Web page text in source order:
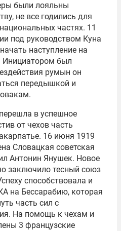
были лояльны
не все годились для
частях. 11
под руководством Куна
наступление на
Инициатором был
румын он
передышкой и
в успешное
от чехов часть
16 июня 1919
Словацкая советская
Антонин Янушек. Новое
заключило тесный союз
способствовала и
на Бессарабию, которая
часть сил с
На помощь к чехам и
3 французские